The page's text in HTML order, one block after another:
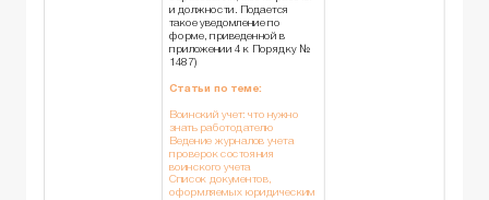
и должности. Подается
такое уведомление по
форме, приведенной в
приложении 4 к Порядку №
1487)
Статьи по теме:
Воинский учет: что нужно
знать работодателю
Ведение журналов учета
проверок состояния
воинского учета
Список документов,
оформляемых юридическим